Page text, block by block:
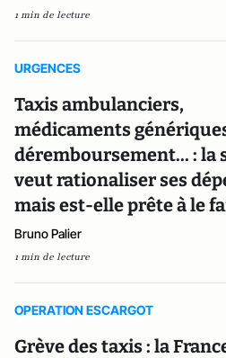
1 min de lecture
URGENCES
Taxis ambulanciers,
médicaments
déremboursement... : la
veut rationaliser ses
mais est-elle prête à le
Bruno Palier
1 min de lecture
OPERATION ESCARGOT
Grève des taxis : la